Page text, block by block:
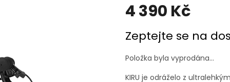
4 390 Kč
cena:
Zeptejte se na
Položka byla vyprodána…
KIRU je odráželo z